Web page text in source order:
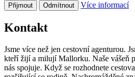
Přijmout Odmítnout Více informací
Kontakt
Jsme více než jen cestovní agenturou.
kteří žijí a milují Mallorku. Naše vášeň
nás spojuje. Když se rozhodnete